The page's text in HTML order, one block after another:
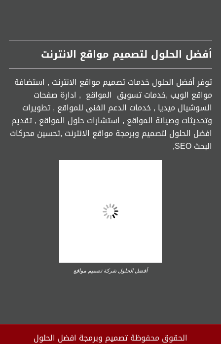
أفضل الحلول لتصميم مواقع الانترنت
توفر أفضل الحلول خدمات تصميم مواقع الانترنت , استضافة
مواقع الويب ,خدمات تسويق المواقع , ادارة صفحات
السوشيال ميديا , خدمات الدعم الفنى للمواقع , تطويرات
وتحديثات وصيانة المواقع , استشارات حلول المواقع , تقديم
افضل الحلول لتصميم وبرمجة مواقع الانترنت ,تحسين محركات
البحث SEO,
أفضل الحلول شركة تصميم مواقع
الحقوق محفوظةتصميم وبرمجة افضل الحلول